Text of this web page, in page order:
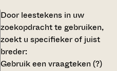
Door leestekens in uw
zoekopdracht te gebruiken,
zoekt u specifieker of juist
breder:
Gebruik eenvraagteken (?)